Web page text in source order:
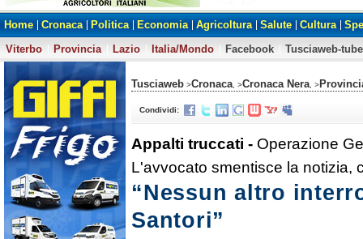
Home Cronaca Politica Economia Agricoltura Salute Cultura
Viterbo
Provincia Lazio Italia/Mondo Facebook Tusciaweb-tube
Tusciaweb >Cronaca , >Cronaca Nera , >
Condividi:
Appalti truccati - Operazione
L'avvocato smentisce la notizia,
“Nessun altro
Santori”